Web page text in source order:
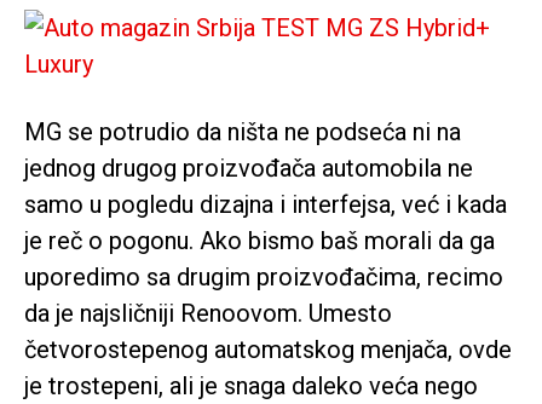
MG se potrudio da ništa ne podseća ni na
jednog drugog proizvođača automobila ne
samo u pogledu dizajna i interfejsa, već i kada
je reč o pogonu. Ako bismo baš morali da ga
uporedimo sa drugim proizvođačima, recimo
da je najsličniji Renoovom. Umesto
četvorostepenog automatskog menjača, ovde
je trostepeni, ali je snaga daleko veća nego